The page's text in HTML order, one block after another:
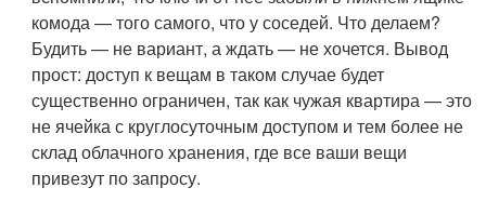
комода — того самого, что у соседей. Что делаем?
Будить — не вариант, а ждать — не хочется. Вывод
прост: доступ к вещам в таком случае будет
существенно ограничен, так как чужая квартира — это
не ячейка с круглосуточным доступом и тем более не
склад облачного хранения, где все ваши вещи
привезут по запросу.